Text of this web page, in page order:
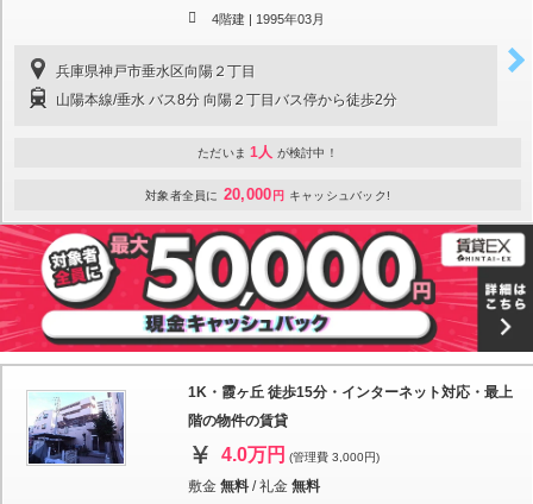
4階建 | 1995年03月
兵庫県神戸市垂水区向陽２丁目
山陽本線/垂水 バス8分 向陽２丁目バス停から徒歩2分
ただいま 1人 が検討中！
対象者全員に 20,000 円 キャッシュバック!
1K・霞ヶ丘 徒歩15分・インターネット対応・最上
階の物件の賃貸
4.0万円 (管理費 3,000円)
敷金 無料 /礼金 無料